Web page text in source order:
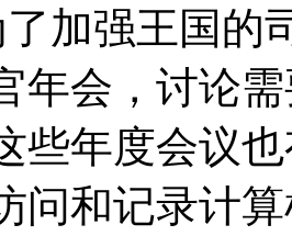
了加强王国的
年会，讨论
些年度会议
问和记录计